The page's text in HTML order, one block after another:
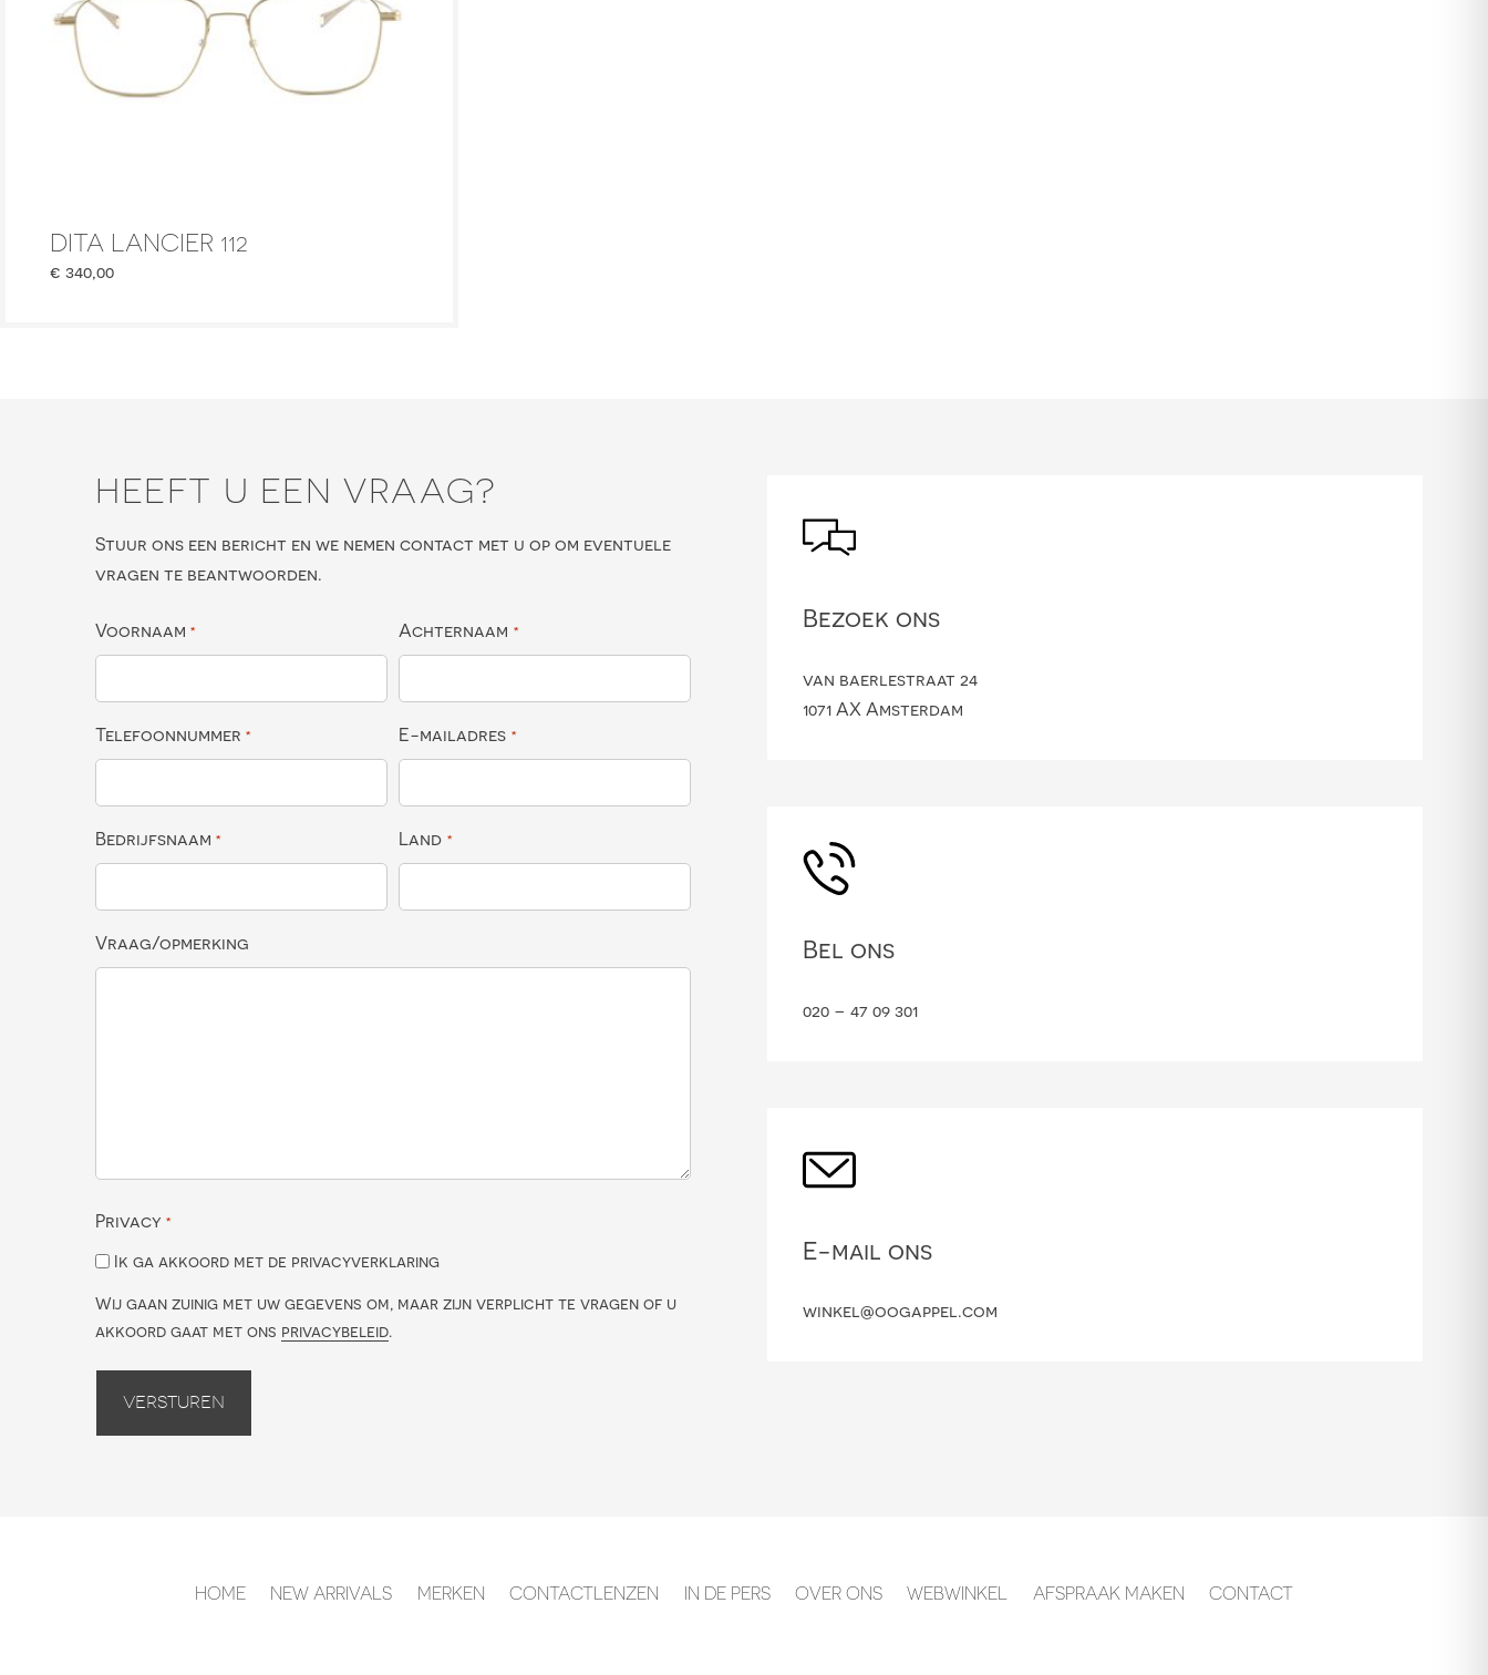
DITA LANCIER 112
€ 340,00
HEEFT U EEN VRAAG?
Stuur ons een bericht en we nemen contact met u op om eventuele
vragen te beantwoorden.
Voornaam * Achternaam *
Telefoonnummer * E-mailadres *
Bedrijfsnaam * Land *
Vraag/opmerking
Privacy *
Ik ga akkoord met de privacyverklaring
Wij gaan zuinig met uw gegevens om, maar zijn verplicht te vragen of u
akkoord gaat met ons privacybeleid.
Versturen
Bezoek ons
van baerlestraat 24
1071 AX Amsterdam
Bel ons
020 – 47 09 301
E-mail ons
winkel@oogappel.com
HOME NEW ARRIVALS MERKEN CONTACTLENZEN IN DE PERS OVER ONS WEBWINKEL AFSPRAAK MAKEN CONTACT